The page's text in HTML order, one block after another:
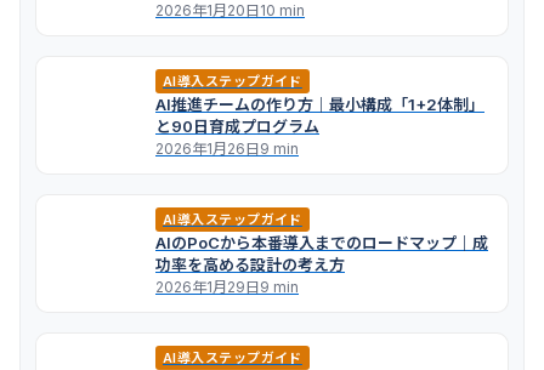
2026年1月20日10 min
AI導入ステップガイド
AI推進チームの作り方｜最小構成「1+2体制」
と90日育成プログラム
2026年1月26日9 min
AI導入ステップガイド
AIのPoCから本番導入までのロードマップ｜成
功率を高める設計の考え方
2026年1月29日9 min
AI導入ステップガイド